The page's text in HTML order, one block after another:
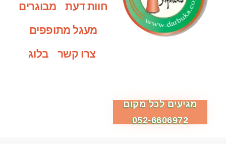
חוות דעת
מבוגרים
מעגל מתופפים
צרו קשר
בלוג
מגיעים לכל מקום
052-6606972